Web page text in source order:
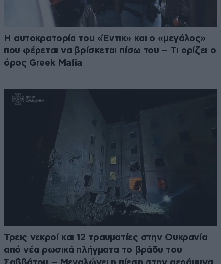
Η αυτοκρατορία του «Έντικ» και ο «μεγάλος»
που φέρεται να βρίσκεται πίσω του – Τι ορίζει ο
όρος Greek Mafia
Τρεις νεκροί και 12 τραυματίες στην Ουκρανία
από νέα ρωσικά πλήγματα το βράδυ του